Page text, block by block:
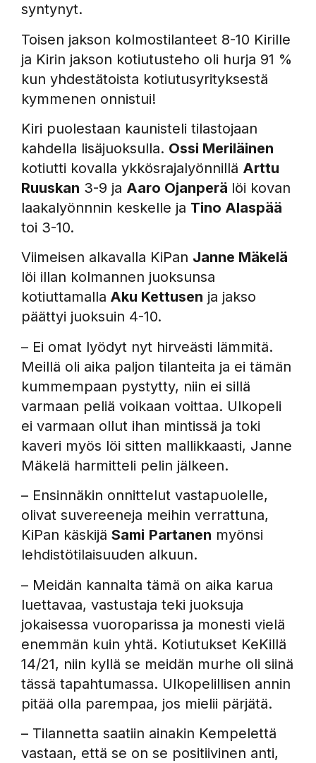
syntynyt.
Toisen jakson kolmostilanteet 8-10 Kirille
ja Kirin jakson kotiutusteho oli hurja 91 %
kun yhdestätoista kotiutusyrityksestä
kymmenen onnistui!
Kiri puolestaan kaunisteli tilastojaan
kahdella lisäjuoksulla. Ossi Meriläinen
kotiutti kovalla ykkösrajalyönnillä Arttu
Ruuskan 3-9 ja Aaro Ojanperä löi kovan
laakalyönnnin keskelle ja Tino Alaspää
toi 3-10.
Viimeisen alkavalla KiPan Janne Mäkelä
löi illan kolmannen juoksunsa
kotiuttamalla Aku Kettusen ja jakso
päättyi juoksuin 4-10.
– Ei omat lyödyt nyt hirveästi lämmitä.
Meillä oli aika paljon tilanteita ja ei tämän
kummempaan pystytty, niin ei sillä
varmaan peliä voikaan voittaa. Ulkopeli
ei varmaan ollut ihan mintissä ja toki
kaveri myös löi sitten mallikkaasti, Janne
Mäkelä harmitteli pelin jälkeen.
– Ensinnäkin onnittelut vastapuolelle,
olivat suvereeneja meihin verrattuna,
KiPan käskijä Sami Partanen myönsi
lehdistötilaisuuden alkuun.
– Meidän kannalta tämä on aika karua
luettavaa, vastustaja teki juoksuja
jokaisessa vuoroparissa ja monesti vielä
enemmän kuin yhtä. Kotiutukset KeKillä
14/21, niin kyllä se meidän murhe oli siinä
tässä tapahtumassa. Ulkopelillisen annin
pitää olla parempaa, jos mielii pärjätä.
– Tilannetta saatiin ainakin Kempelettä
vastaan, että se on se positiivinen anti,